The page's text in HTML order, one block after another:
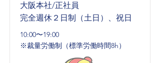
大阪本社/正社員
完全週休２日制（土日）、祝日
10:00〜19:00
※裁量労働制（標準労働時間8h）